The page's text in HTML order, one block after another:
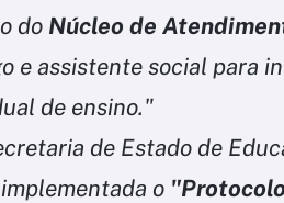
do Núcleo de
e assistente social para
de ensino."
de Estado de
o